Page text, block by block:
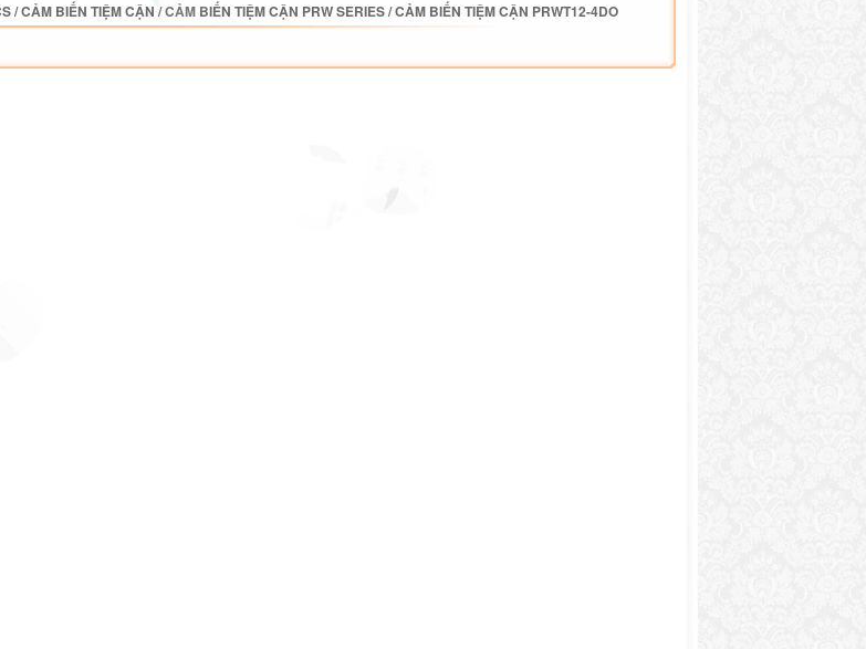
/CẢM BIẾN TIỆM CẬN /CẢM BIẾN TIỆM CẬN PRW SERIES/CẢM BIẾN TIỆM CẬN PRWT12-4DO